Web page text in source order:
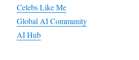
Celebs Like Me
Global AI Community
AI Hub